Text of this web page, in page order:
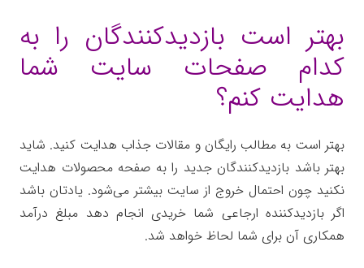
بهتر است بازدیدکنندگان را به
کدام صفحات سایت شما
هدایت کنم؟
بهتر است به مطالب رایگان و مقالات جذاب هدایت کنید. شاید
بهتر باشد بازدیدکنندگان جدید را به صفحه محصولات هدایت
نکنید چون احتمال خروج از سایت بیشتر می‌شود. یادتان باشد
اگر بازدیدکننده ارجاعی شما خریدی انجام دهد مبلغ درآمد
همکاری آن برای شما لحاظ خواهد شد.